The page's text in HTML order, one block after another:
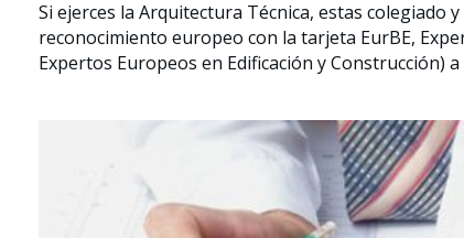
Si ejerces la Arquitectura Técnica, estas colegiado
reconocimiento europeo con la tarjeta EurBE,
Expertos Europeos en Edificación y Construcción)